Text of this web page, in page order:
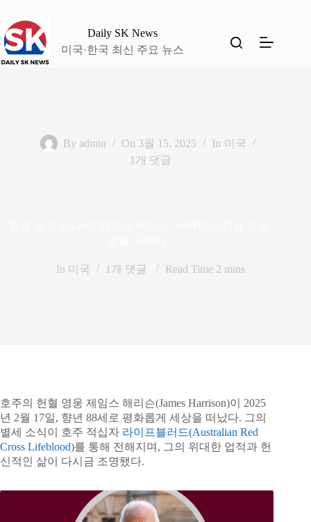
으
로
건
Daily SK News
미국·한국 최신 주요 뉴스
By admin On 3월 15, 2025 In 미국
1개 댓글
In 미국 1개 댓글 Read Time 2 mins
호주의 헌혈 영웅 제임스 해리슨(James Harrison)이 2025
년 2월 17일, 향년 88세로 평화롭게 세상을 떠났다. 그의
별세 소식이 호주 적십자 라이프블러드(Australian Red
Cross Lifeblood)를 통해 전해지며, 그의 위대한 업적과 헌
신적인 삶이 다시금 조명됐다.